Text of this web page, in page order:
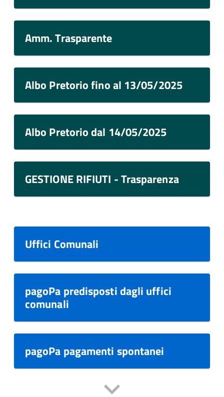
Amm. Trasparente
Albo Pretorio fino al 13/05/2025
Albo Pretorio dal 14/05/2025
GESTIONE RIFIUTI - Trasparenza
Uffici Comunali
pagoPa predisposti dagli uffici
comunali
pagoPa pagamenti spontanei